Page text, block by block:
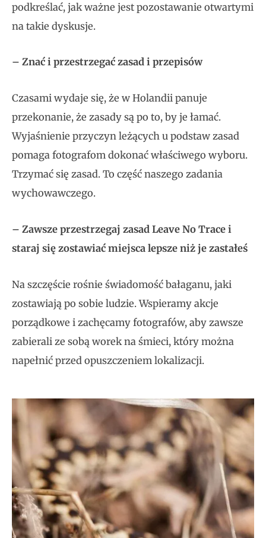
podkreślać, jak ważne jest pozostawanie otwartymi
na takie dyskusje.
– Znać i przestrzegać zasad i przepisów
Czasami wydaje się, że w Holandii panuje
przekonanie, że zasady są po to, by je łamać.
Wyjaśnienie przyczyn leżących u podstaw zasad
pomaga fotografom dokonać właściwego wyboru.
Trzymać się zasad. To część naszego zadania
wychowawczego.
– Zawsze przestrzegaj zasad Leave No Trace i
staraj się zostawiać miejsca lepsze niż je zastałeś
Na szczęście rośnie świadomość bałaganu, jaki
zostawiają po sobie ludzie. Wspieramy akcje
porządkowe i zachęcamy fotografów, aby zawsze
zabierali ze sobą worek na śmieci, który można
napełnić przed opuszczeniem lokalizacji.